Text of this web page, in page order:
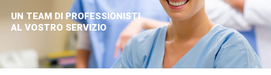
UN TEAM DI PROFESSIONISTI
AL VOSTRO SERVIZIO